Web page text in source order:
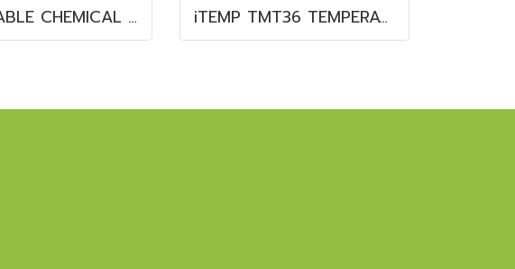
FLAMMABLE CHEMICAL SAFETY CABINET iTEMP TMT36 TEMPERATURE TRANSMITTER